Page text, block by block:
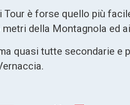
è forse quello più
metri della Montagnola ed
quasi tutte secondarie e